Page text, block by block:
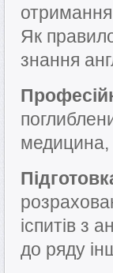
Як
знання
медицина,
іспитів з
до ряду